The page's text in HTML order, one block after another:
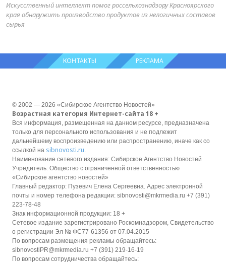
Искусственный интеллект помог россельхознадзору Красноярского
края обнаружить производство продуктов из нелогичных составов
сырья
КОНТАКТЫ РЕКЛАМА
© 2002 — 2026 «Сибирское Агентство Новостей»
Возрастная категория Интернет-сайта 18 +
Вся информация, размещенная на данном ресурсе, предназначена
только для персонального использования и не подлежит
дальнейшему воспроизведению или распространению, иначе как со
ссылкой на sibnovosti.ru.
Наименование сетевого издания: Сибирское Агентство Новостей
Учредитель: Общество с ограниченной ответственностью
«Сибирское агентство новостей»
Главный редактор: Пузевич Елена Сергеевна. Адрес электронной
почты и номер телефона редакции: sibnovosti@mkrmedia.ru +7 (391)
223-78-48
Знак информационной продукции: 18 +
Сетевое издание зарегистрировано Роскомнадзором, Свидетельство
о регистрации Эл № ФС77-61356 от 07.04.2015
По вопросам размещения рекламы обращайтесь:
sibnovostiPR@mkrmedia.ru +7 (391) 219-16-19
По вопросам сотрудничества обращайтесь: